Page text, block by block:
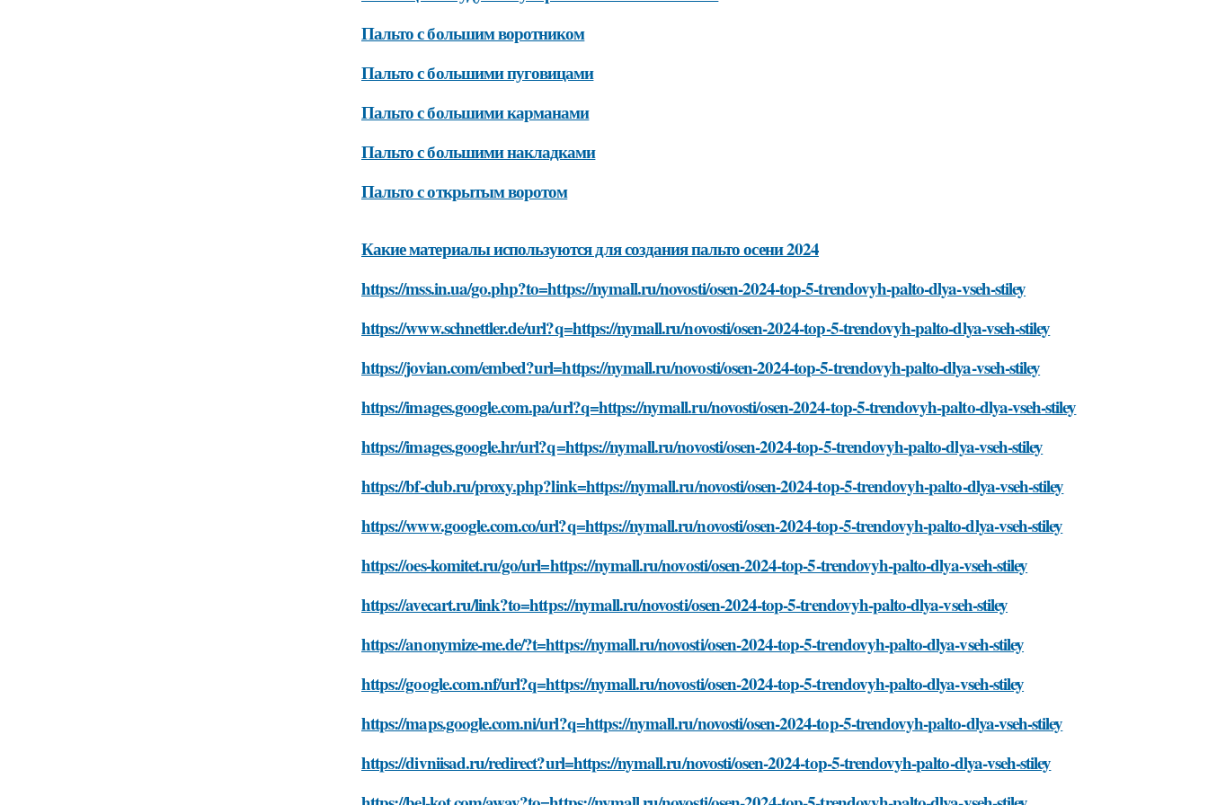
Пальто с большим воротником
Пальто с большими пуговицами
Пальто с большими карманами
Пальто с большими накладками
Пальто с открытым воротом
Какие материалы используются для создания пальто осени 2024
https://mss.in.ua/go.php?to=https://nymall.ru/novosti/osen-2024-top-5-trendovyh-palto-dlya-vseh-stiley
https://www.schnettler.de/url?q=https://nymall.ru/novosti/osen-2024-top-5-trendovyh-palto-dlya-vseh-stiley
https://jovian.com/embed?url=https://nymall.ru/novosti/osen-2024-top-5-trendovyh-palto-dlya-vseh-stiley
https://images.google.com.pa/url?q=https://nymall.ru/novosti/osen-2024-top-5-trendovyh-palto-dlya-vseh-stiley
https://images.google.hr/url?q=https://nymall.ru/novosti/osen-2024-top-5-trendovyh-palto-dlya-vseh-stiley
https://bf-club.ru/proxy.php?link=https://nymall.ru/novosti/osen-2024-top-5-trendovyh-palto-dlya-vseh-stiley
https://www.google.com.co/url?q=https://nymall.ru/novosti/osen-2024-top-5-trendovyh-palto-dlya-vseh-stiley
https://oes-komitet.ru/go/url=https://nymall.ru/novosti/osen-2024-top-5-trendovyh-palto-dlya-vseh-stiley
https://avecart.ru/link?to=https://nymall.ru/novosti/osen-2024-top-5-trendovyh-palto-dlya-vseh-stiley
https://anonymize-me.de/?t=https://nymall.ru/novosti/osen-2024-top-5-trendovyh-palto-dlya-vseh-stiley
https://google.com.nf/url?q=https://nymall.ru/novosti/osen-2024-top-5-trendovyh-palto-dlya-vseh-stiley
https://maps.google.com.ni/url?q=https://nymall.ru/novosti/osen-2024-top-5-trendovyh-palto-dlya-vseh-stiley
https://divniisad.ru/redirect?url=https://nymall.ru/novosti/osen-2024-top-5-trendovyh-palto-dlya-vseh-stiley